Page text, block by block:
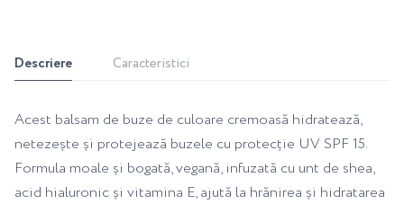
Descriere Caracteristici
Acest balsam de buze de culoare cremoasă hidratează,
netezește și protejează buzele cu protecție UV SPF 15.
Formula moale și bogată, vegană, infuzată cu unt de shea,
acid hialuronic și vitamina E, ajută la hrănirea și hidratarea